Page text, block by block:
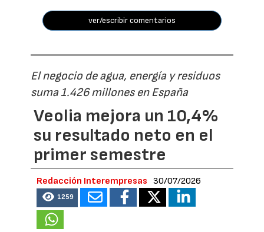
ver/escribir comentarios
El negocio de agua, energía y residuos
suma 1.426 millones en España
Veolia mejora un 10,4%
su resultado neto en el
primer semestre
Redacción Interempresas 30/07/2026
1259